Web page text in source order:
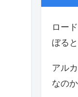
ロー
ぼる
アル
なのか